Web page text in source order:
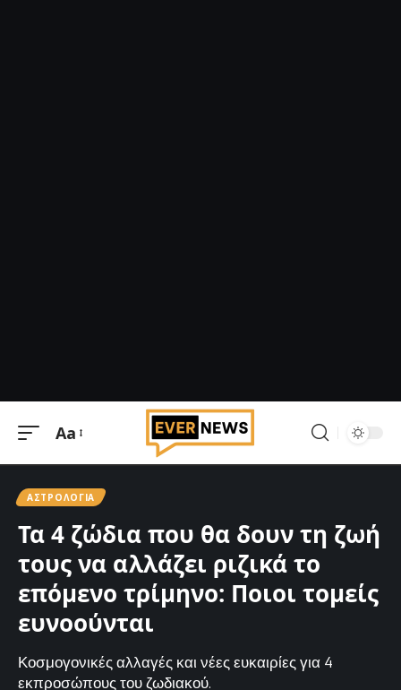
Μεγέθυνση
Aa
ΑΣΤΡΟΛΟΓΊΑ
Τα 4 ζώδια που θα δουν τη ζωή
τους να αλλάζει ριζικά το
επόμενο τρίμηνο: Ποιοι τομείς
ευνοούνται
Κοσμογονικές αλλαγές και νέες ευκαιρίες για 4
εκπροσώπους του ζωδιακού.